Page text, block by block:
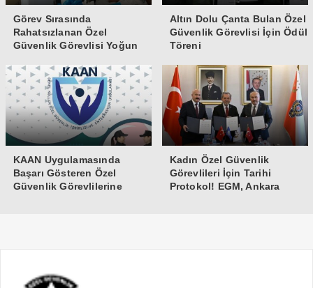
Görev Sırasında
Rahatsızlanan Özel
Güvenlik Görevlisi Yoğun
Altın Dolu Çanta Bulan Özel
Güvenlik Görevlisi İçin Ödül
Töreni
KAAN Uygulamasında
Başarı Gösteren Özel
Güvenlik Görevlilerine
Kadın Özel Güvenlik
Görevlileri İçin Tarihi
Protokol! EGM, Ankara